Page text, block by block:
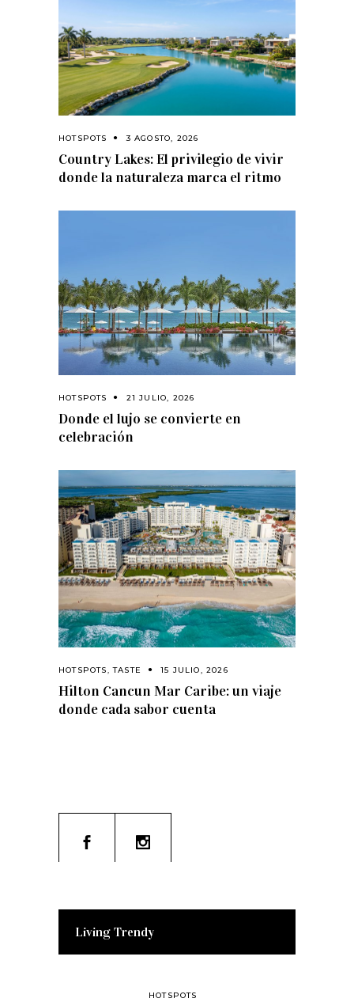
HOTSPOTS 3 AGOSTO, 2026
Country Lakes: El privilegio de vivir
donde la naturaleza marca el ritmo
HOTSPOTS 21 JULIO, 2026
Donde el lujo se convierte en
celebración
HOTSPOTS,TASTE 15 JULIO, 2026
Hilton Cancun Mar Caribe: un viaje
donde cada sabor cuenta
Living Trendy
HOTSPOTS